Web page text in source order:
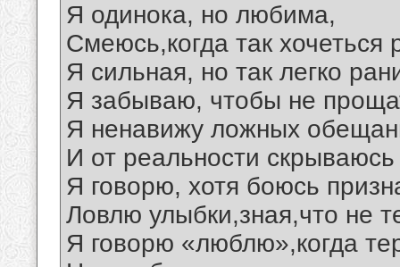
Я одинока, но любима,
Смеюсь,когда так хочеться
Я сильная, но так легко
Я забываю, чтобы не
Я ненавижу ложных
И от реальности
Я говорю, хотя боюсь
Ловлю улыбки,зная,что не
Я говорю «люблю»,когда